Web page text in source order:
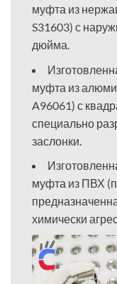
муфта из
S31603) с
дюйма.
муфта из
A96061) с
специально
заслонки.
муфта из ПВХ
химически